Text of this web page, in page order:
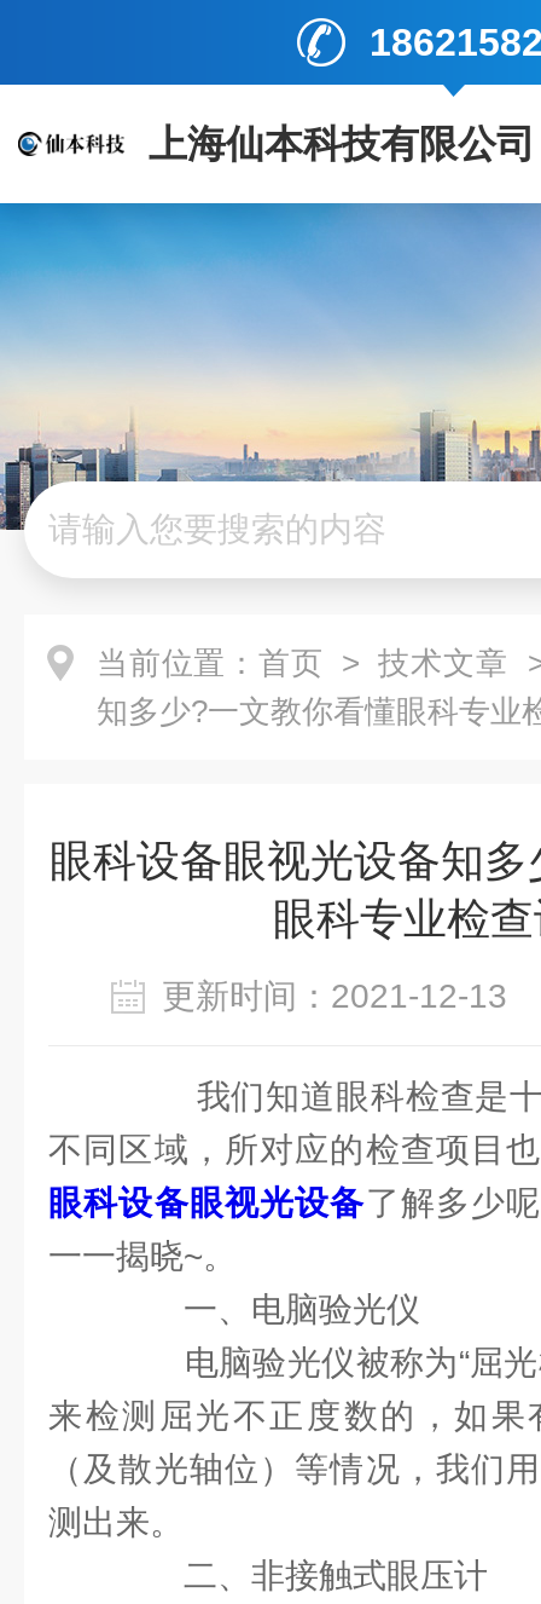
上海仙本科技有限公司
当前位置： 首页 > 技术文章
知多少?一文教你看懂眼科专业
眼科设备眼视光设备知
眼科专业检
更新时间：2021-12-
我们知道眼科检查是十
不同区域，所对应的检查项目
眼科设备眼视光设备了解多少
一一揭晓~。
一、电脑验光仪
电脑验光仪被称为“屈光
来检测屈光不正度数的，如
（及散光轴位）等情况，我们
测出来。
二、非接触式眼压计